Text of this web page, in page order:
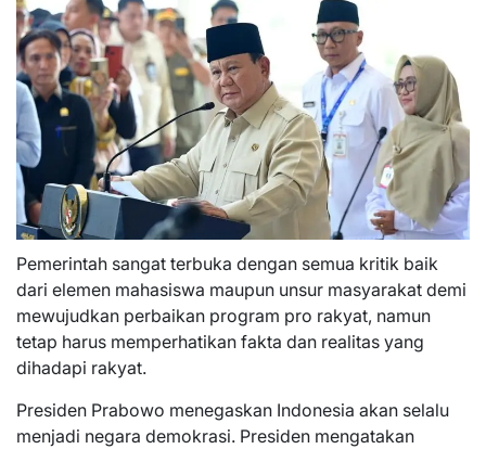
Pemerintah sangat terbuka dengan semua kritik baik
dari elemen mahasiswa maupun unsur masyarakat demi
mewujudkan perbaikan program pro rakyat, namun
tetap harus memperhatikan fakta dan realitas yang
dihadapi rakyat.
Presiden Prabowo menegaskan Indonesia akan selalu
menjadi negara demokrasi. Presiden mengatakan